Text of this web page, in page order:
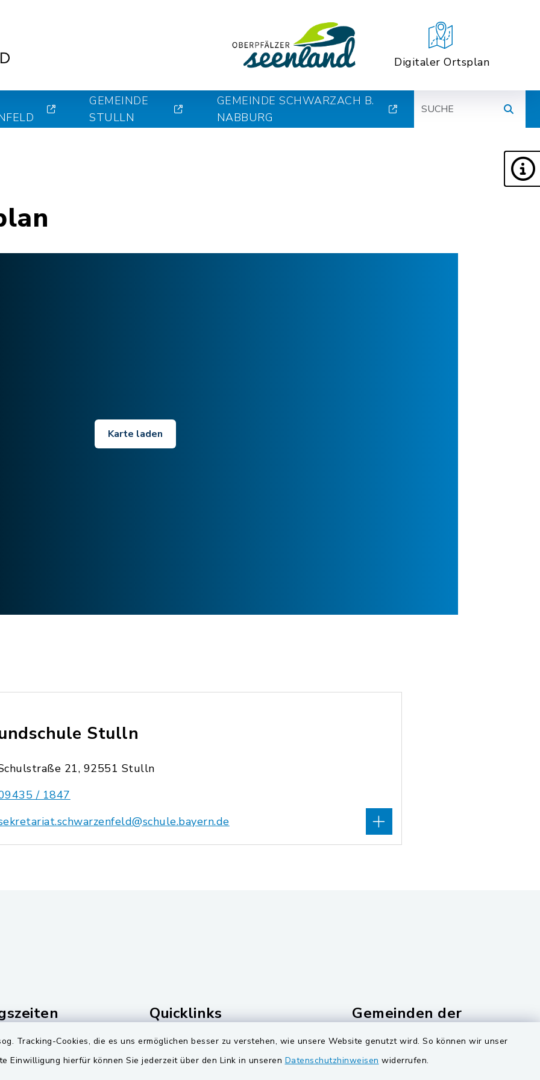
Tracking-Cookies, die es uns ermöglichen besser zu verstehen, wie unsere Website genutzt wird. So können wir unser
Einwilligung hierfür können Sie jederzeit über den Link in unseren Datenschutzhinweisen widerrufen.
Digitaler Ortsplan
GEMEINDE
STULLN
GEMEINDE SCHWARZACH B.
NABBURG
Karte laden
Stulln
21, 92551 Stulln
/ 1847
Uhr
Quicklinks
Landkreis Schwandorf
Zweckverband Pretzbrucker
Gemeinden der
Gemeinde Schwarzach bei Nabburg